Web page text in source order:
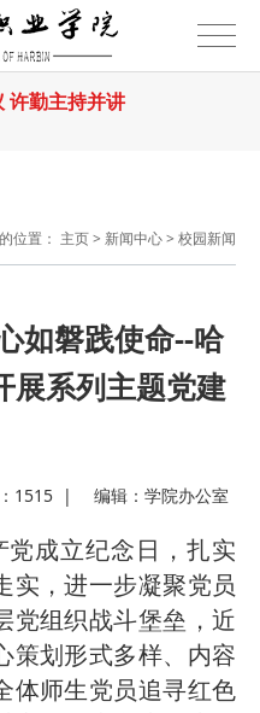
2026-07-31
许勤主持并讲
2026-07-31
践行正确政绩
2026-07-27
质生产力--学
2026-07-27
届全国高校教
2026-07-25
航计划”师资
2026-07-24
聚力启新程
2026-07-23
硬本领--哈尔
2026-07-23
位置： 主页> 新闻中心> 校园新闻
如磐践使命--哈
展系列主题党建
1515 | 编辑： 学院办公室
成立纪念日，扎实
实，进一步凝聚党员
党组织战斗堡垒，近
策划形式多样、内容
体师生党员追寻红色